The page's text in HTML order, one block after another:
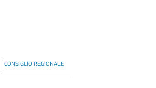
CONSIGLIO REGIONALE